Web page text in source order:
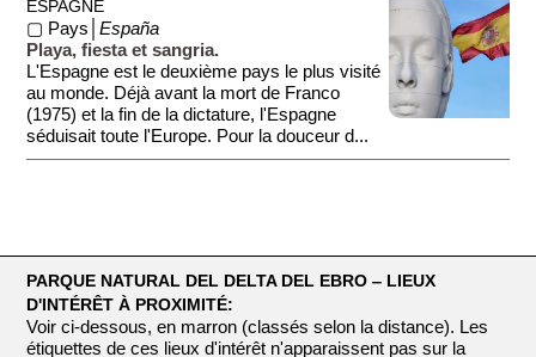
ESPAGNE
▢ Pays│España
Playa, fiesta et sangria.
L'Espagne est le deuxième pays le plus visité
au monde. Déjà avant la mort de Franco
(1975) et la fin de la dictature, l'Espagne
séduisait toute l'Europe. Pour la douceur d...
PARQUE NATURAL DEL DELTA DEL EBRO ‒ LIEUX
D'INTÉRÊT À PROXIMITÉ:
Voir ci-dessous, en marron (classés selon la distance). Les
étiquettes de ces lieux d'intérêt n'apparaissent pas sur la